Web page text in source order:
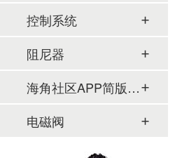
控制系统
阻尼器
海角社区APP简版下载及管件
电磁阀